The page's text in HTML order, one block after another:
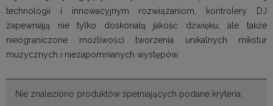
technologii i innowacyjnym rozwiązaniom, kontrolery DJ
zapewniają nie tylko doskonałą jakość dźwięku, ale także
nieograniczone możliwości tworzenia unikalnych mikstur
muzycznych i niezapomnianych występów.
Nie znaleziono produktów spełniających podane kryteria.